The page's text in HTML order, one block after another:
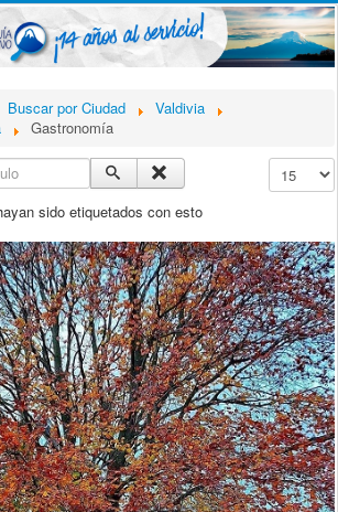
Buscar por Ciudad
Valdivia
Gastronomía
Cantidad
sido etiquetados con esto